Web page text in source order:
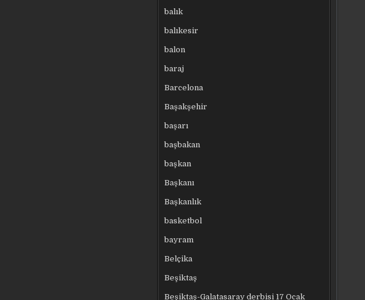
balık
balıkesir
balon
baraj
Barcelona
Başakşehir
başarı
başbakan
başkan
Başkanı
Başkanlık
basketbol
bayram
Belçika
Beşiktaş
Beşiktaş-Galatasaray derbisi 17 Ocak